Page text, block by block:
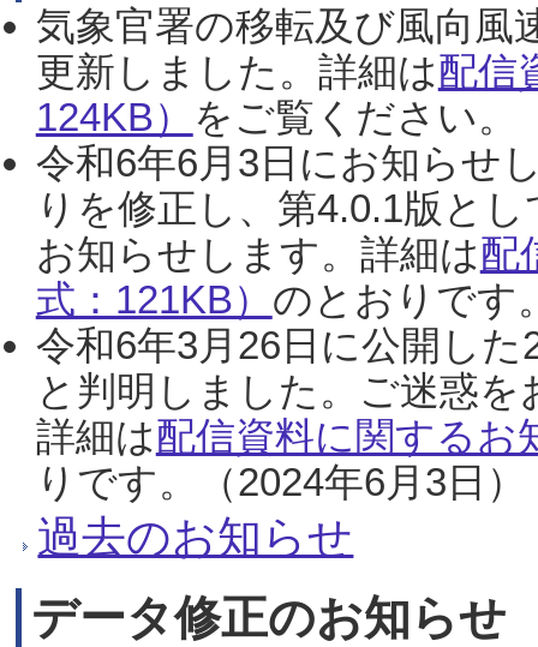
気象官署の移転及び風向風
更新しました。詳細は配信
124KB） をご覧ください。
令和6年6月3日にお知らせ
りを修正し、第4.0.1版と
お知らせします。詳細は配
式：121KB） のとおりです
令和6年3月26日に公開し
と判明しました。ご迷惑
詳細は配信資料に関するお
りです。（2024年6月3日）
過去のお知らせ
データ修正のお知らせ